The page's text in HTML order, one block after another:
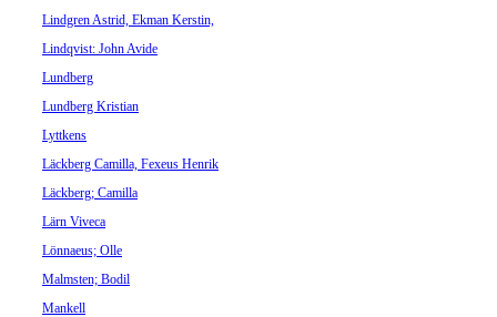
Lindgren Astrid, Ekman Kerstin,
Lindqvist: John Avide
Lundberg
Lundberg Kristian
Lyttkens
Läckberg Camilla, Fexeus Henrik
Läckberg; Camilla
Lärn Viveca
Lönnaeus; Olle
Malmsten; Bodil
Mankell